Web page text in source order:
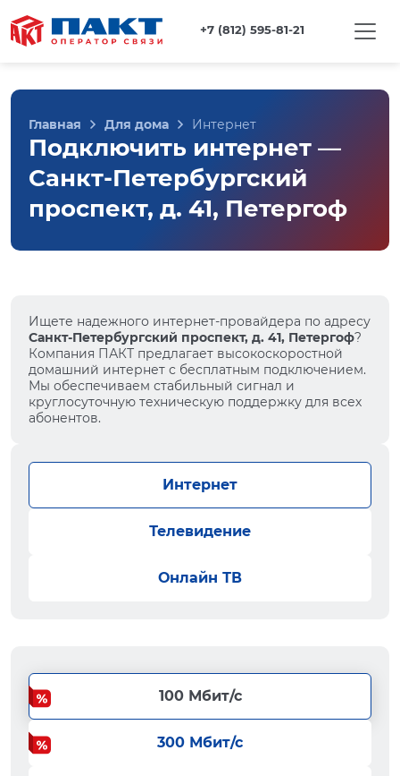
+7 (812) 595-81-21
Главная Для дома Интернет
Подключить интернет —
Санкт-Петербургский
проспект, д. 41, Петергоф
Ищете надежного интернет-провайдера по адресу
Санкт-Петербургский проспект, д. 41, Петергоф?
Компания ПАКТ предлагает высокоскоростной
домашний интернет с бесплатным подключением.
Мы обеспечиваем стабильный сигнал и
круглосуточную техническую поддержку для всех
абонентов.
Интернет
Телевидение
Онлайн ТВ
100 Мбит/с
300 Мбит/с